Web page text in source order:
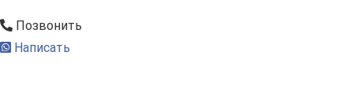
Позвонить
Написать